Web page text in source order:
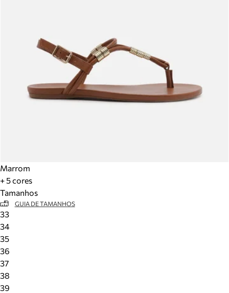
Marrom
+ 5 cores
Tamanhos
GUIA DE TAMANHOS
33
34
35
36
37
38
39